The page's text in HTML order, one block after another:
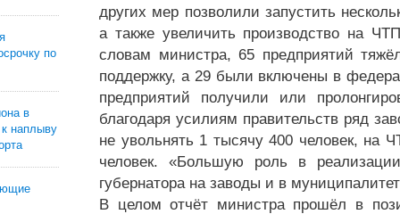
по
в
наплыву
других мер позволили запустить
а также увеличить производство на
словам министра, 65 предприятий
поддержку, а 29 были включены в
предприятий получили или
благодаря усилиям правительств ряд
не увольнять 1 тысячу 400 человек, на
человек. «Большую роль в
губернатора на заводы и в
В целом отчёт министра прошёл в